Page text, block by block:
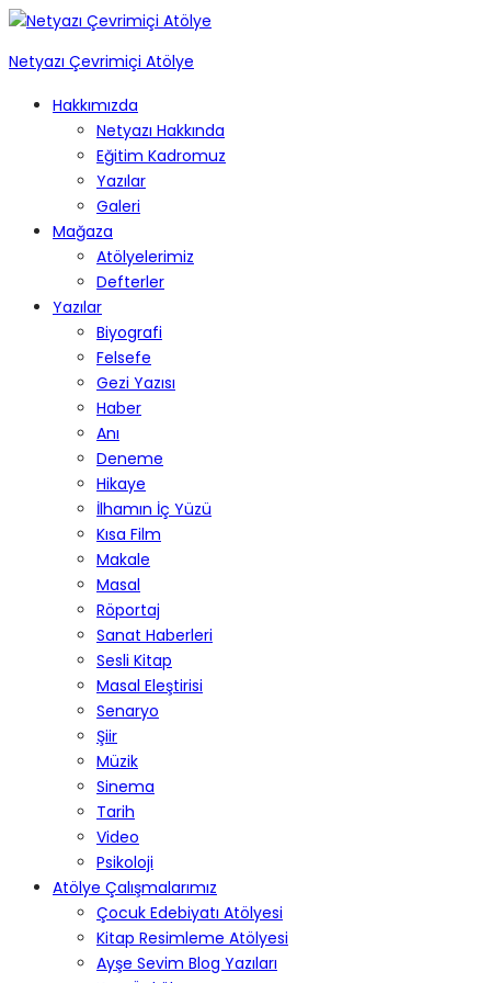
Netyazı Çevrimiçi Atölye
Hakkımızda
Netyazı Hakkında
Eğitim Kadromuz
Yazılar
Galeri
Mağaza
Atölyelerimiz
Defterler
Yazılar
Biyografi
Felsefe
Gezi Yazısı
Haber
Anı
Deneme
Hikaye
İlhamın İç Yüzü
Kısa Film
Makale
Masal
Röportaj
Sanat Haberleri
Sesli Kitap
Masal Eleştirisi
Senaryo
Şiir
Müzik
Sinema
Tarih
Video
Psikoloji
Atölye Çalışmalarımız
Çocuk Edebiyatı Atölyesi
Kitap Resimleme Atölyesi
Ayşe Sevim Blog Yazıları